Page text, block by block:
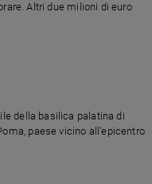
Altri due milioni di euro
della basilica palatina di
paese vicino all'epicentro